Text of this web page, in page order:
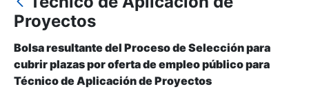
Mostra/Amaga
Mostra/Amaga
Proyectos
Bolsa resultante del Proceso de Selección para
cubrir plazas por oferta de empleo público para
Técnico de Aplicación de Proyectos